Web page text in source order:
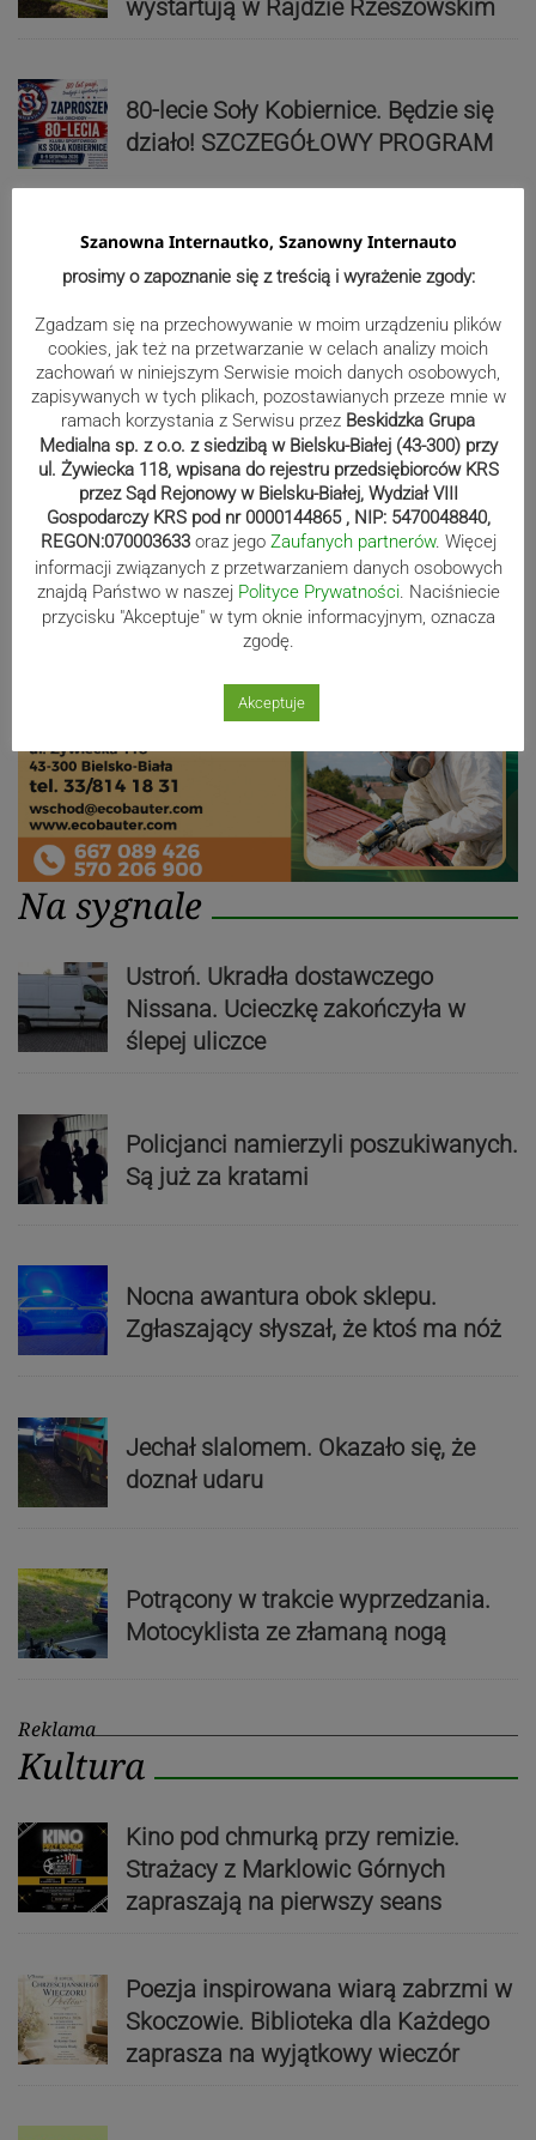
wystartują w Rajdzie Rzeszowskim
80-lecie Soły Kobiernice. Będzie się
działo! SZCZEGÓŁOWY PROGRAM
Kaniów stolicą europejskiego kajak
polo. Kilkadziesiąt drużyn z całej
Europy rywalizowało przez trzy dni
Nakamura z dubletem w Wiśle.
Dyskwalifikacja Waszka zmieniła
klasyfikację Polaków
Reklama
Na sygnale
Ustroń. Ukradła dostawczego
Nissana. Ucieczkę zakończyła w
ślepej uliczce
Policjanci namierzyli poszukiwanych.
Są już za kratami
Nocna awantura obok sklepu.
Zgłaszający słyszał, że ktoś ma nóż
Jechał slalomem. Okazało się, że
doznał udaru
Potrącony w trakcie wyprzedzania.
Motocyklista ze złamaną nogą
Reklama
Kultura
Kino pod chmurką przy remizie.
Strażacy z Marklowic Górnych
zapraszają na pierwszy seans
Poezja inspirowana wiarą zabrzmi w
Skoczowie. Biblioteka dla Każdego
zaprasza na wyjątkowy wieczór
Szanowna Internautko, Szanowny Internauto
prosimy o zapoznanie się z treścią i wyrażenie zgody:
Zgadzam się na przechowywanie w moim urządzeniu plików
cookies, jak też na przetwarzanie w celach analizy moich
zachowań w niniejszym Serwisie moich danych osobowych,
zapisywanych w tych plikach, pozostawianych przeze mnie w
ramach korzystania z Serwisu przez Beskidzka Grupa
Medialna sp. z o.o. z siedzibą w Bielsku-Białej (43-300) przy
ul. Żywiecka 118, wpisana do rejestru przedsiębiorców KRS
przez Sąd Rejonowy w Bielsku-Białej, Wydział VIII
Gospodarczy KRS pod nr 0000144865 , NIP: 5470048840,
REGON:070003633 oraz jego Zaufanych partnerów. Więcej
informacji związanych z przetwarzaniem danych osobowych
znajdą Państwo w naszej Polityce Prywatności. Naciśniecie
przycisku "Akceptuje" w tym oknie informacyjnym, oznacza
zgodę.
Akceptuje